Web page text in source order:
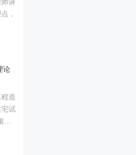
下多年
得者，